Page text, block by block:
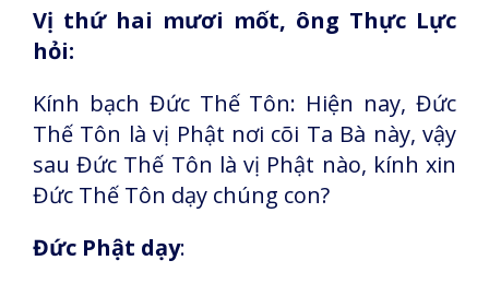
Vị thứ hai mươi mốt, ông Thực Lực
hỏi:
Kính bạch Đức Thế Tôn: Hiện nay, Đức
Thế Tôn là vị Phật nơi cõi Ta Bà này, vậy
sau Đức Thế Tôn là vị Phật nào, kính xin
Đức Thế Tôn dạy chúng con?
Đức Phật dạy: